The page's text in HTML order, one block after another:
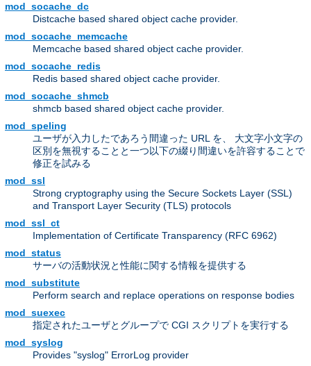
mod_socache_dc
Distcache based shared object cache provider.
mod_socache_memcache
Memcache based shared object cache provider.
mod_socache_redis
Redis based shared object cache provider.
mod_socache_shmcb
shmcb based shared object cache provider.
mod_speling
ユーザが入力したであろう間違った URL を、 大文字小文字の
区別を無視することと一つ以下の綴り間違いを許容することで
修正を試みる
mod_ssl
Strong cryptography using the Secure Sockets Layer (SSL)
and Transport Layer Security (TLS) protocols
mod_ssl_ct
Implementation of Certificate Transparency (RFC 6962)
mod_status
サーバの活動状況と性能に関する情報を提供する
mod_substitute
Perform search and replace operations on response bodies
mod_suexec
指定されたユーザとグループで CGI スクリプトを実行する
mod_syslog
Provides "syslog" ErrorLog provider